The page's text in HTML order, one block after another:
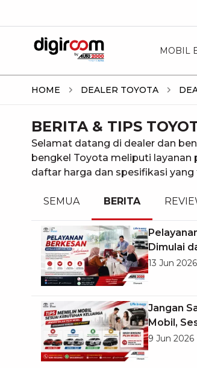
MOBIL
HOME DEALER TOYOTA
BERITA & TIPS
Selamat datang di dealer dan
bengkel Toyota meliputi layanan
daftar harga dan spesifikasi
SEMUA BERITA
Dimulai
Sederhana
13 Jun 2026
Jangan
Mobil,
dengan
9 Jun 2026